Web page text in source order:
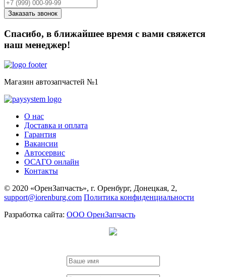
Спасибо, в ближайшее время с вами свяжется
наш менеджер!
Магазин автозапчастей №1
О нас
Доставка и оплата
Гарантия
Вакансии
Автосервис
ОСАГО онлайн
Контакты
© 2020 «ОренЗапчасть», г. Оренбург, Донецкая, 2,
support@iorenburg.com Политика конфиденциальности
Разработка сайта: ООО ОренЗапчасть